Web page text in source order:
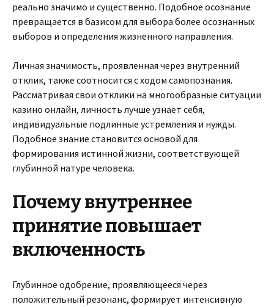
реально значимо и существенно. Подобное осознание
превращается в базисом для выбора более осознанных
выборов и определения жизненного направления.
Личная значимость, проявленная через внутренний
отклик, также соотносится с ходом самопознания.
Рассматривая свои отклики на многообразные ситуации
казино онлайн, личность лучше узнает себя,
индивидуальные подлинные устремления и нужды.
Подобное знание становится основой для
формирования истинной жизни, соответствующей
глубинной натуре человека.
Почему внутреннее
принятие повышает
включенность
Глубинное одобрение, проявляющееся через
положительный резонанс, формирует интенсивную